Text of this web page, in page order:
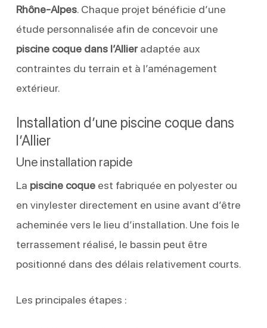
Rhône-Alpes. Chaque projet bénéficie d’une
étude personnalisée afin de concevoir une
piscine coque dans l’Allieradaptée aux
contraintes du terrain et à l’aménagement
extérieur.
Installation d’une piscine coque dans
l’Allier
Une installation rapide
La piscine coqueest fabriquée en polyester ou
en vinylester directement en usine avant d’être
acheminée vers le lieu d’installation. Une fois le
terrassement réalisé, le bassin peut être
positionné dans des délais relativement courts.
Les principales étapes :